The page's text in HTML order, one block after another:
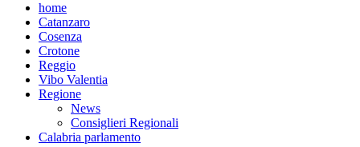
home
Catanzaro
Cosenza
Crotone
Reggio
Vibo Valentia
Regione
News
Consiglieri Regionali
Calabria parlamento